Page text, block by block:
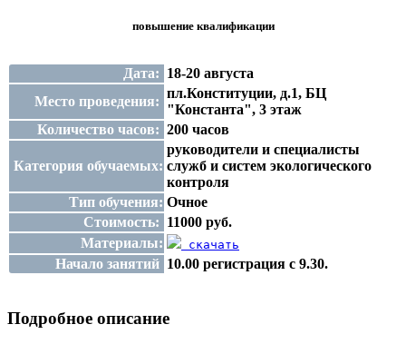
повышение квалификации
Дата: 18-20 августа
Место проведения:
пл.Конституции, д.1, БЦ
"Константа", 3 этаж
Количество часов: 200 часов
Категория обучаемых:
руководители и специалисты
служб и систем экологического
контроля
Тип обучения: Очное
Стоимость: 11000 руб.
Материалы:
скачать
Начало занятий 10.00 регистрация с 9.30.
Подробное описание